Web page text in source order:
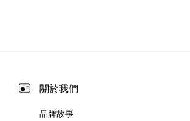
關於我們
品牌故事